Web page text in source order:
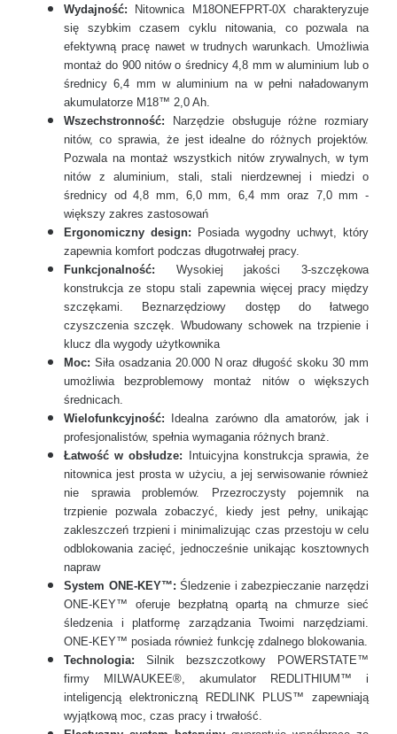
Wydajność: Nitownica M18ONEFPRT-0X charakteryzuje
się szybkim czasem cyklu nitowania, co pozwala na
efektywną pracę nawet w trudnych warunkach. Umożliwia
montaż do 900 nitów o średnicy 4,8 mm w aluminium lub o
średnicy 6,4 mm w aluminium na w pełni naładowanym
akumulatorze M18™ 2,0 Ah.
Wszechstronność: Narzędzie obsługuje różne rozmiary
nitów, co sprawia, że jest idealne do różnych projektów.
Pozwala na montaż wszystkich nitów zrywalnych, w tym
nitów z aluminium, stali, stali nierdzewnej i miedzi o
średnicy od 4,8 mm, 6,0 mm, 6,4 mm oraz 7,0 mm -
większy zakres zastosowań
Ergonomiczny design: Posiada wygodny uchwyt, który
zapewnia komfort podczas długotrwałej pracy.
Funkcjonalność: Wysokiej jakości 3-szczękowa
konstrukcja ze stopu stali zapewnia więcej pracy między
szczękami. Beznarzędziowy dostęp do łatwego
czyszczenia szczęk. Wbudowany schowek na trzpienie i
klucz dla wygody użytkownika
Moc: Siła osadzania 20.000 N oraz długość skoku 30 mm
umożliwia bezproblemowy montaż nitów o większych
średnicach.
Wielofunkcyjność: Idealna zarówno dla amatorów, jak i
profesjonalistów, spełnia wymagania różnych branż.
Łatwość w obsłudze: Intuicyjna konstrukcja sprawia, że
nitownica jest prosta w użyciu, a jej serwisowanie również
nie sprawia problemów. Przezroczysty pojemnik na
trzpienie pozwala zobaczyć, kiedy jest pełny, unikając
zakleszczeń trzpieni i minimalizując czas przestoju w celu
odblokowania zacięć, jednocześnie unikając kosztownych
napraw
System ONE-KEY™: Śledzenie i zabezpieczanie narzędzi
ONE-KEY™ oferuje bezpłatną opartą na chmurze sieć
śledzenia i platformę zarządzania Twoimi narzędziami.
ONE-KEY™ posiada również funkcję zdalnego blokowania.
Technologia: Silnik bezszczotkowy POWERSTATE™
firmy MILWAUKEE®, akumulator REDLITHIUM™ i
inteligencją elektroniczną REDLINK PLUS™ zapewniają
wyjątkową moc, czas pracy i trwałość.